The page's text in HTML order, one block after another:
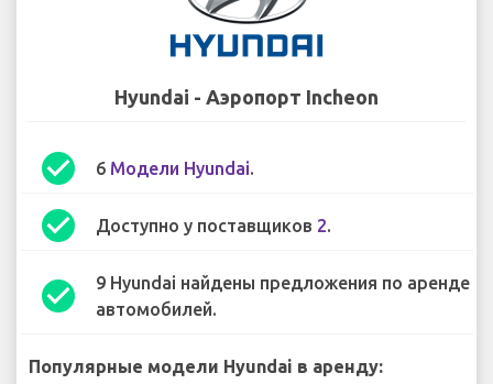
Hyundai - Аэропорт Incheon
check_circle 6 Модели Hyundai.
check_circle Доступно у поставщиков 2.
check_circle
9 Hyundai найдены предложения по аренде
автомобилей.
Популярные модели Hyundai в аренду: